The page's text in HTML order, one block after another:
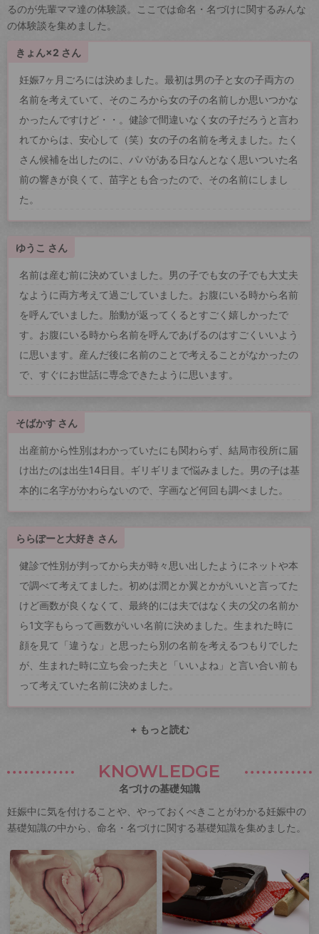
るのが先輩ママ達の体験談。ここでは命名・名づけに関するみんな
の体験談を集めました。
きょん×2 さん
妊娠7ヶ月ごろには決めました。最初は男の子と女の子両方の
名前を考えていて、そのころから女の子の名前しか思いつかな
かったんですけど・・。健診で間違いなく女の子だろうと言わ
れてからは、安心して（笑）女の子の名前を考えました。たく
さん候補を出したのに、パパがある日なんとなく思いついた名
前の響きが良くて、苗字とも合ったので、その名前にしまし
た。
ゆうこ さん
名前は産む前に決めていました。男の子でも女の子でも大丈夫
なように両方考えて過ごしていました。お腹にいる時から名前
を呼んでいました。胎動が返ってくるとすごく嬉しかったで
す。お腹にいる時から名前を呼んであげるのはすごくいいよう
に思います。産んだ後に名前のことで考えることがなかったの
で、すぐにお世話に専念できたように思います。
そばかす さん
出産前から性別はわかっていたにも関わらず、結局市役所に届
け出たのは出生14日目。ギリギリまで悩みました。男の子は基
本的に名字がかわらないので、字画など何回も調べました。
ららぽーと大好き さん
健診で性別が判ってから夫が時々思い出したようにネットや本
で調べて考えてました。初めは潤とか翼とかがいいと言ってた
けど画数が良くなくて、最終的には夫ではなく夫の父の名前か
ら1文字もらって画数がいい名前に決めました。生まれた時に
顔を見て「違うな」と思ったら別の名前を考えるつもりでした
が、生まれた時に立ち会った夫と「いいよね」と言い合い前も
って考えていた名前に決めました。
+ もっと読む
KNOWLEDGE
名づけの基礎知識
妊娠中に気を付けることや、やっておくべきことがわかる妊娠中の
基礎知識の中から、命名・名づけに関する基礎知識を集めました。